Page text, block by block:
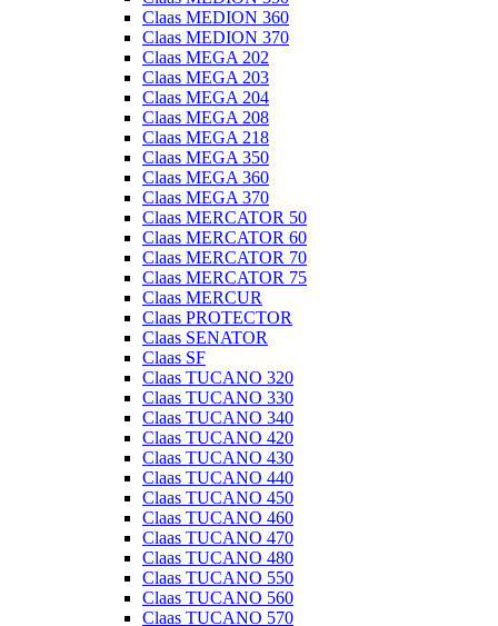
Claas MEDION 360
Claas MEDION 370
Claas MEGA 202
Claas MEGA 203
Claas MEGA 204
Claas MEGA 208
Claas MEGA 218
Claas MEGA 350
Claas MEGA 360
Claas MEGA 370
Claas MERCATOR 50
Claas MERCATOR 60
Claas MERCATOR 70
Claas MERCATOR 75
Claas MERCUR
Claas PROTECTOR
Claas SENATOR
Claas SF
Claas TUCANO 320
Claas TUCANO 330
Claas TUCANO 340
Claas TUCANO 420
Claas TUCANO 430
Claas TUCANO 440
Claas TUCANO 450
Claas TUCANO 460
Claas TUCANO 470
Claas TUCANO 480
Claas TUCANO 550
Claas TUCANO 560
Claas TUCANO 570